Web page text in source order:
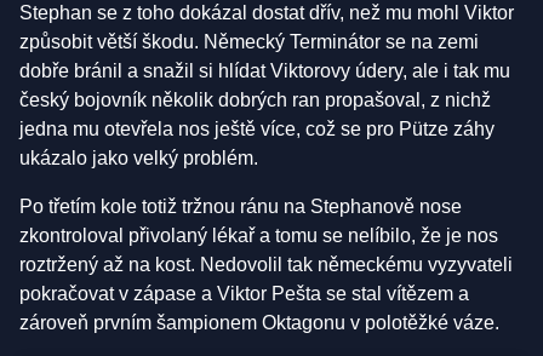
Stephan se z toho dokázal dostat dřív, než mu mohl Viktor
způsobit větší škodu. Německý Terminátor se na zemi
dobře bránil a snažil si hlídat Viktorovy údery, ale i tak mu
český bojovník několik dobrých ran propašoval, z nichž
jedna mu otevřela nos ještě více, což se pro Pütze záhy
ukázalo jako velký problém.
Po třetím kole totiž tržnou ránu na Stephanově nose
zkontroloval přivolaný lékař a tomu se nelíbilo, že je nos
roztržený až na kost. Nedovolil tak německému vyzyvateli
pokračovat v zápase a Viktor Pešta se stal vítězem a
zároveň prvním šampionem Oktagonu v polotěžké váze.